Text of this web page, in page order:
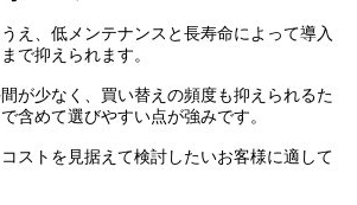
え、低メンテナンスと長寿命によって導入
で抑えられます。
が少なく、買い替えの頻度も抑えられるた
含めて選びやすい点が強みです。
ストを見据えて検討したいお客様に適して